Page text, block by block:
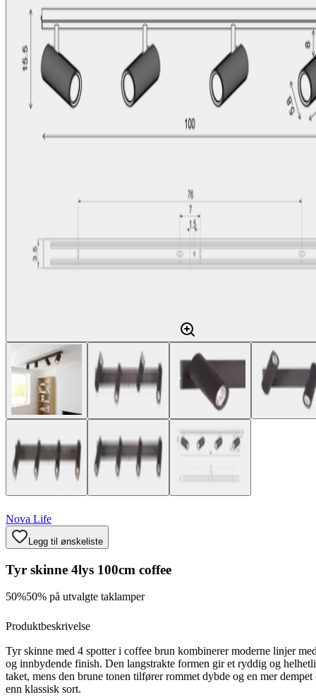
Nova Life
Legg til ønskeliste
Tyr skinne 4lys 100cm coffee
50%50% på utvalgte taklamper
Produktbeskrivelse
Tyr skinne med 4 spotter i coffee brun kombinerer moderne linjer
og innbydende finish. Den langstrakte formen gir et ryddig og
taket, mens den brune tonen tilfører rommet dybde og en mer dempet
enn klassisk sort.